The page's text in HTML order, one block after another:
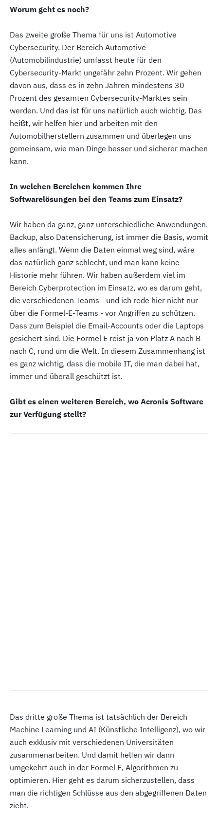
Worum geht es noch?
Das zweite große Thema für uns ist Automotive
Cybersecurity. Der Bereich Automotive
(Automobilindustrie) umfasst heute für den
Cybersecurity-Markt ungefähr zehn Prozent. Wir gehen
davon aus, dass es in zehn Jahren mindestens 30
Prozent des gesamten Cybersecurity-Marktes sein
werden. Und das ist für uns natürlich auch wichtig. Das
heißt, wir helfen hier und arbeiten mit den
Automobilherstellern zusammen und überlegen uns
gemeinsam, wie man Dinge besser und sicherer machen
kann.
In welchen Bereichen kommen Ihre
Softwarelösungen bei den Teams zum Einsatz?
Wir haben da ganz, ganz unterschiedliche Anwendungen.
Backup, also Datensicherung, ist immer die Basis, womit
alles anfängt. Wenn die Daten einmal weg sind, wäre
das natürlich ganz schlecht, und man kann keine
Historie mehr führen. Wir haben außerdem viel im
Bereich Cyberprotection im Einsatz, wo es darum geht,
die verschiedenen Teams - und ich rede hier nicht nur
über die Formel-E-Teams - vor Angriffen zu schützen.
Dass zum Beispiel die Email-Accounts oder die Laptops
gesichert sind. Die Formel E reist ja von Platz A nach B
nach C, rund um die Welt. In diesem Zusammenhang ist
es ganz wichtig, dass die mobile IT, die man dabei hat,
immer und überall geschützt ist.
Gibt es einen weiteren Bereich, wo Acronis Software
zur Verfügung stellt?
Das dritte große Thema ist tatsächlich der Bereich
Machine Learning und AI (Künstliche Intelligenz), wo wir
auch exklusiv mit verschiedenen Universitäten
zusammenarbeiten. Und damit helfen wir dann
umgekehrt auch in der Formel E, Algorithmen zu
optimieren. Hier geht es darum sicherzustellen, dass
man die richtigen Schlüsse aus den abgegriffenen Daten
zieht.